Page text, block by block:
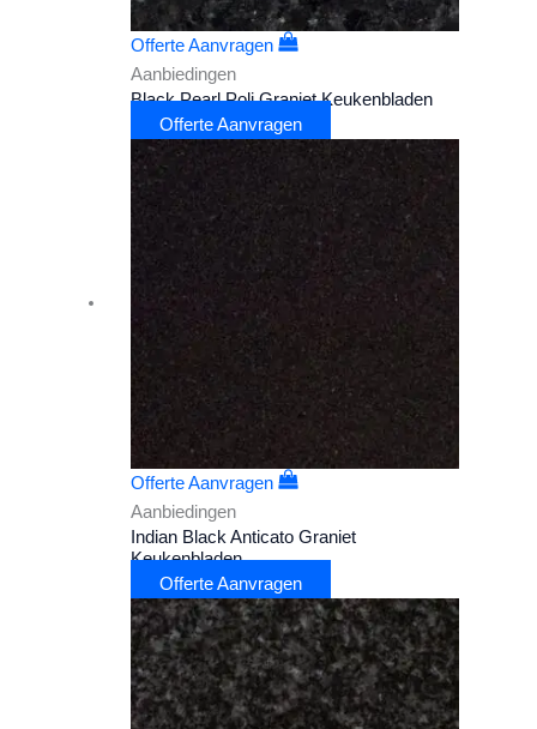
Offerte Aanvragen
Aanbiedingen
Black Pearl Poli Graniet Keukenbladen
Offerte Aanvragen
Offerte Aanvragen
Aanbiedingen
Indian Black Anticato Graniet
Keukenbladen
Offerte Aanvragen